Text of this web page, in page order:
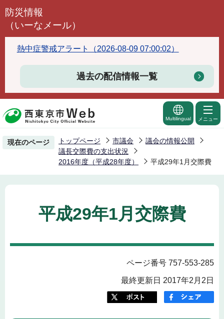
こ
頭
で
防災情報
（いーなメール）
熱中症警戒アラート（2026-08-09 07:00:02）
過去の配信情報一覧
Multilingual メニュー
現在のページ トップページ 市議会
議会の情報公開
議長交際費の支出状況
2016年度（平成28年度）
平成29年1月交際費
平成29年1月交際費
ページ番号 757-553-285
最終更新日 2017年2月2日